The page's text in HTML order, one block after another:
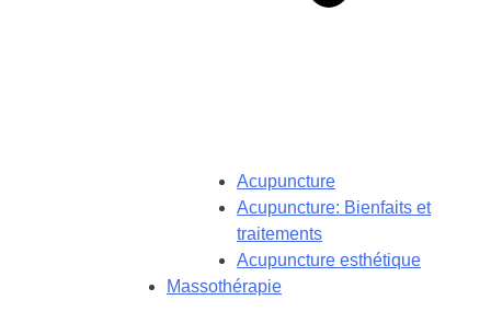
Acupuncture
Acupuncture: Bienfaits et
traitements
Acupuncture esthétique
Massothérapie